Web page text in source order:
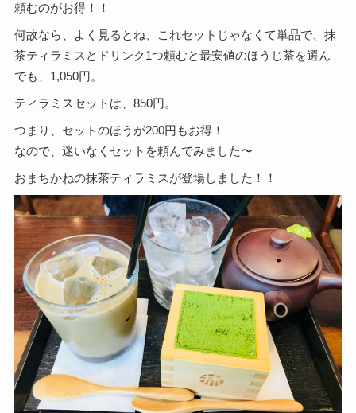
頼むのがお得！！
何故なら、よく見るとね、これセットじゃなくて単品で、抹
茶ティラミスとドリンク1つ頼むと最安値のほうじ茶を選ん
でも、1,050円。
ティラミスセットは、850円。
つまり、セットのほうが200円もお得！
なので、迷いなくセットを頼んでみました〜
おまちかねの抹茶ティラミスが登場しました！！